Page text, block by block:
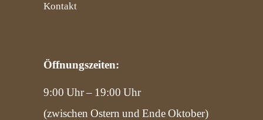
Kontakt
Öffnungszeiten:
9:00 Uhr – 19:00 Uhr
(zwischen Ostern und Ende Oktober)